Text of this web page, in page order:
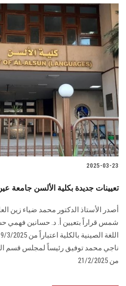
2025-03-23
تعيينات جديدة بكلية الألسن
أصدر الأستاذ الدكتور محمد ضياء زين
شمس قراراً بتعيين أ. د. حسانين
ناجي محمد توفيق رئيساً لمجلس قسم اللغة
من 21/2/2025